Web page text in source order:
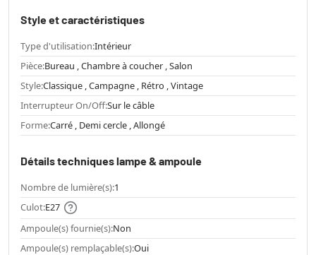
Style et caractéristiques
Type d'utilisation:Intérieur
Pièce:Bureau , Chambre à coucher , Salon
Style:Classique , Campagne , Rétro , Vintage
Interrupteur On/Off:Sur le câble
Forme:Carré , Demi cercle , Allongé
Détails techniques lampe & ampoule
Nombre de lumière(s):1
Culot:E27
Ampoule(s) fournie(s):Non
Ampoule(s) remplaçable(s):Oui